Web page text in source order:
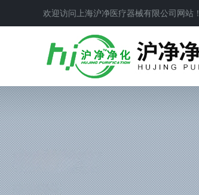
欢迎访问上海沪净医疗器械有限公司网站！